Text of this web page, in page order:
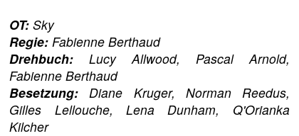
OT: Sky
Regie: Fabienne Berthaud
Drehbuch: Lucy Allwood, Pascal Arnold,
Fabienne Berthaud
Besetzung: Diane Kruger, Norman Reedus,
Gilles Lellouche, Lena Dunham, Q'Orianka
Kilcher